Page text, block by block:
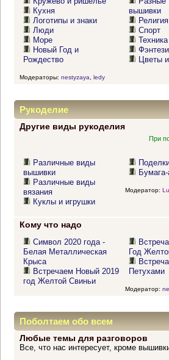
Кухня
Логотипы и знаки
Люди
Море
Новый Год и
Рождество
вышивки
Религия
Спорт
Фэнтези
Цветы
Модераторы: nestyzaya ledy
Рукоделие
Другие виды рукоделия
При
Различные виды
вышивки
Различные виды
вязания
Куклы и игрушки
Бумага-
Модератор:
Кому что надо
Символ 2020 года -
Белая Металлическая
Крыса
Встречаем Новый 2019
год Желтой Свиньи
Год
Петухами
Модератор:
Поболтаем обо всем
Любые темы для разговоров
Все, что нас интересует, кроме